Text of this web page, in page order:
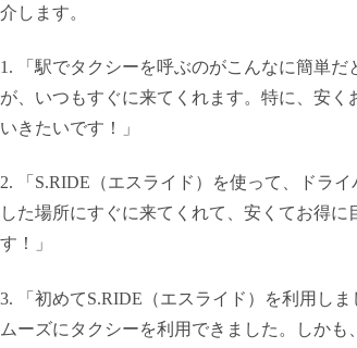
介します。
1. 「駅でタクシーを呼ぶのがこんなに簡単
が、いつもすぐに来てくれます。特に、安
いきたいです！」
2. 「S.RIDE（エスライド）を使って、ドラ
した場所にすぐに来てくれて、安くてお得
す！」
3. 「初めてS.RIDE（エスライド）を利用し
ムーズにタクシーを利用できました。しか